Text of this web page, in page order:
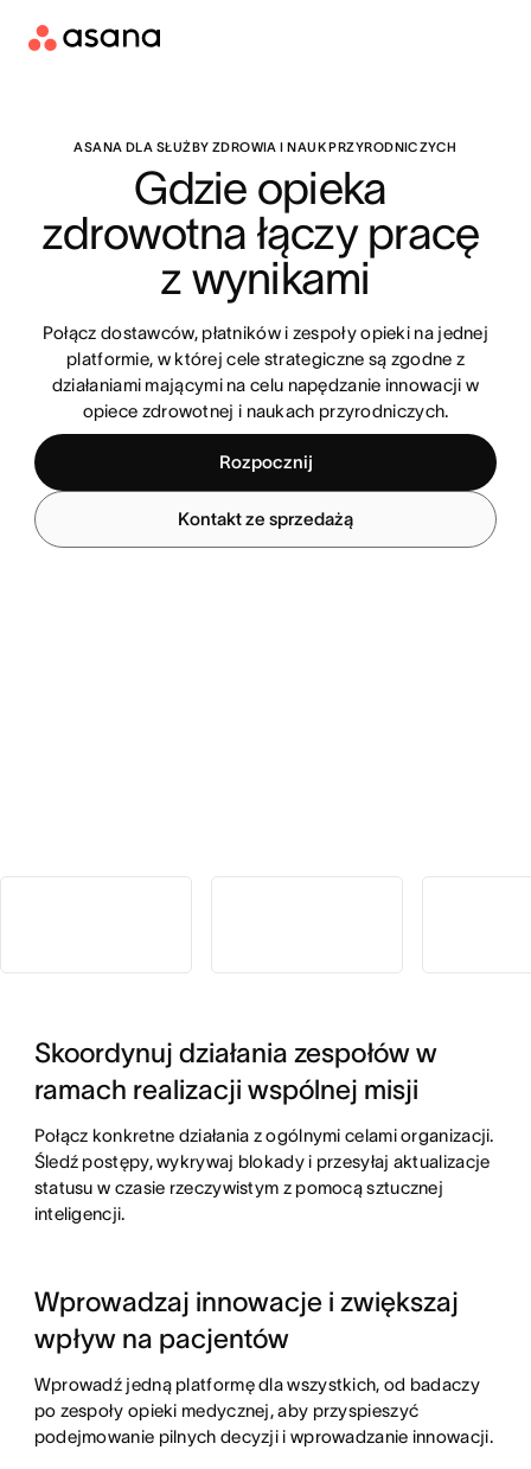
ASANA DLA SŁUŻBY ZDROWIA I NAUK PRZYRODNICZYCH
Gdzie opieka
zdrowotna łączy pracę
z wynikami
Połącz dostawców, płatników i zespoły opieki na jednej
platformie, w której cele strategiczne są zgodne z
działaniami mającymi na celu napędzanie innowacji w
opiece zdrowotnej i naukach przyrodniczych.
Rozpocznij
Kontakt ze sprzedażą
Skoordynuj działania zespołów w
ramach realizacji wspólnej misji
Połącz konkretne działania z ogólnymi celami organizacji.
Śledź postępy, wykrywaj blokady i przesyłaj aktualizacje
statusu w czasie rzeczywistym z pomocą sztucznej
inteligencji.
Wprowadzaj innowacje i zwiększaj
wpływ na pacjentów
Wprowadź jedną platformę dla wszystkich, od badaczy
po zespoły opieki medycznej, aby przyspieszyć
podejmowanie pilnych decyzji i wprowadzanie innowacji.